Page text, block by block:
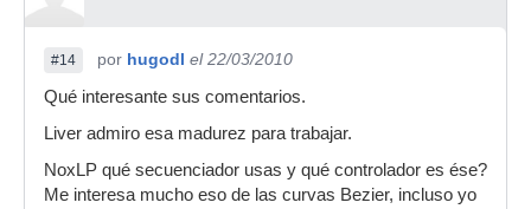
#14 por hugodl el 22/03/2010
Qué interesante sus comentarios.
Liver admiro esa madurez para trabajar.
NoxLP qué secuenciador usas y qué controlador es ése?
Me interesa mucho eso de las curvas Bezier, incluso yo